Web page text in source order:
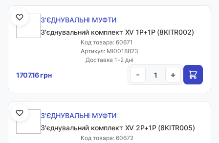
З'ЄДНУВАЛЬНІ МУФТИ
З'єднувальний комплект XV 1P+1P (8KITR002)
Код товара: 60671
Артикул: MI0018823
Доставка 1-2 дні
1707.16 грн - +
З'ЄДНУВАЛЬНІ МУФТИ
З'єднувальний комплект XV 2P+1P (8KITR005)
Код товара: 60672